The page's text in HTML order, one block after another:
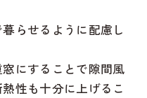
らせるように配慮し
にすることで隙間風
性も十分に上げるこ